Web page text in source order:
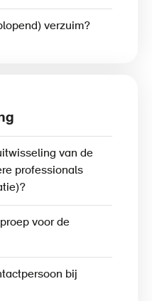
verzuim?
van de
professionals
voor de
bij